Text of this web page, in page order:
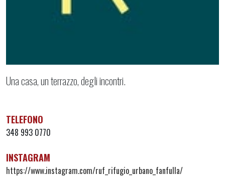
Una casa, un terrazzo, degli incontri.
TELEFONO
348 993 0770
INSTAGRAM
https://www.instagram.com/ruf_rifugio_urbano_fanfulla/